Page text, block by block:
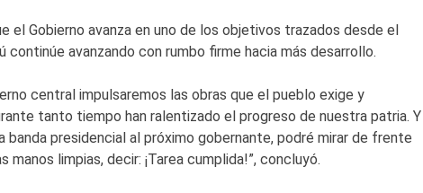
el Gobierno avanza en uno de los objetivos trazados desde el
continúe avanzando con rumbo firme hacia más desarrollo.
central impulsaremos las obras que el pueblo exige y
tanto tiempo han ralentizado el progreso de nuestra patria. Y
presidencial al próximo gobernante, podré mirar de frente
limpias, decir: ¡Tarea cumplida!”, concluyó.